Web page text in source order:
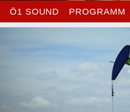
Ö1 SOUND PROGRAMM